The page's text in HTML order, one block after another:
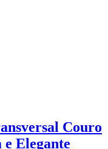
Couro
Elegante